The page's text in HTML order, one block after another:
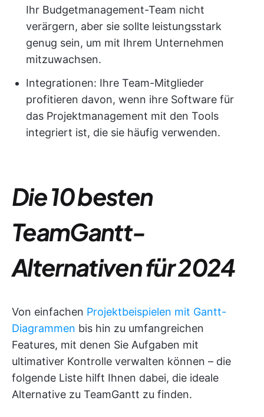
Ihr Budgetmanagement-Team nicht
verärgern, aber sie sollte leistungsstark
genug sein, um mit Ihrem Unternehmen
mitzuwachsen.
Integrationen: Ihre Team-Mitglieder
profitieren davon, wenn ihre Software für
das Projektmanagement mit den Tools
integriert ist, die sie häufig verwenden.
Die 10 besten
TeamGantt-
Alternativen für 2024
Von einfachen Projektbeispielen mit Gantt-
Diagrammen bis hin zu umfangreichen
Features, mit denen Sie Aufgaben mit
ultimativer Kontrolle verwalten können – die
folgende Liste hilft Ihnen dabei, die ideale
Alternative zu TeamGantt zu finden.